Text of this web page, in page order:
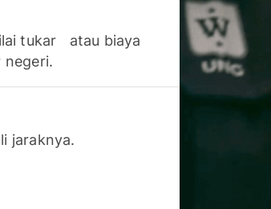
tukar atau biaya
negeri.
jaraknya.